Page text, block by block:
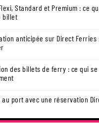
Standard et Premium : ce
billet
anticipée sur Direct Ferries
des billets de ferry : ce qui
port avec une réservation